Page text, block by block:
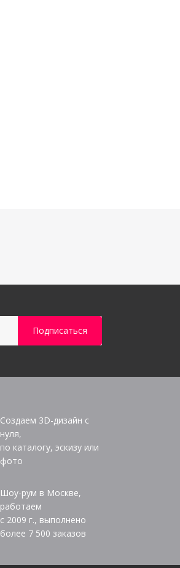
Создаем 3D-дизайн с
нуля,
по каталогу, эскизу или
фото
Шоу-рум в Москве,
работаем
с 2009 г., выполнено
более 7 500 заказов